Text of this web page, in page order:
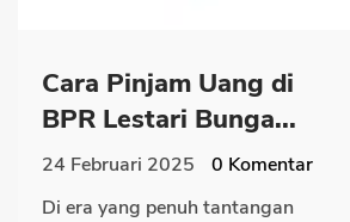
Cara Pinjam Uang di
BPR Lestari Bunga...
24 Februari 2025 0 Komentar
Di era yang penuh tantangan